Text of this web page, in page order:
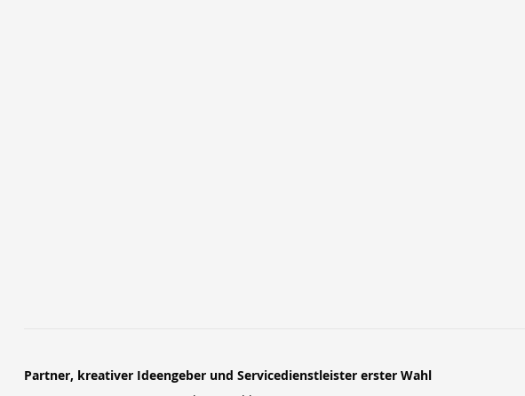
Partner, kreativer Ideengeber und Servicedienstleister erster Wahl